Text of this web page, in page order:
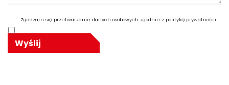
Zgadzam się przetwarzanie danych osobowych zgodnie z polityką prywatności.